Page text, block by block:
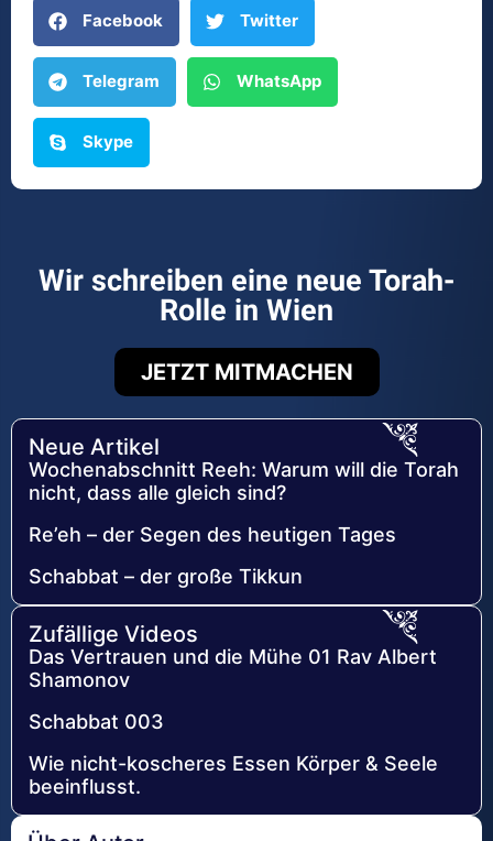
Facebook Twitter
Telegram WhatsApp
Skype
Wir schreiben eine neue Torah-
Rolle in Wien
JETZT MITMACHEN
Neue Artikel
Wochenabschnitt Reeh: Warum will die Torah
nicht, dass alle gleich sind?
Re’eh – der Segen des heutigen Tages
Schabbat – der große Tikkun
Zufällige Videos
Das Vertrauen und die Mühe 01 Rav Albert
Shamonov
Schabbat 003
Wie nicht-koscheres Essen Körper & Seele
beeinflusst.